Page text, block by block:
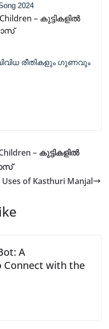
2024
– കുട്ടികളിൽ
രീതികളും ഗുണവും
e
– കുട്ടികളിൽ
Uses of Kasthuri Manjal
A
Connect with the